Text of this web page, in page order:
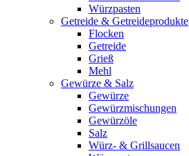
Würzpasten
Getreide & Getreideprodukte
Flocken
Getreide
Grieß
Mehl
Gewürze & Salz
Gewürze
Gewürzmischungen
Gewürzöle
Salz
Würz- & Grillsaucen